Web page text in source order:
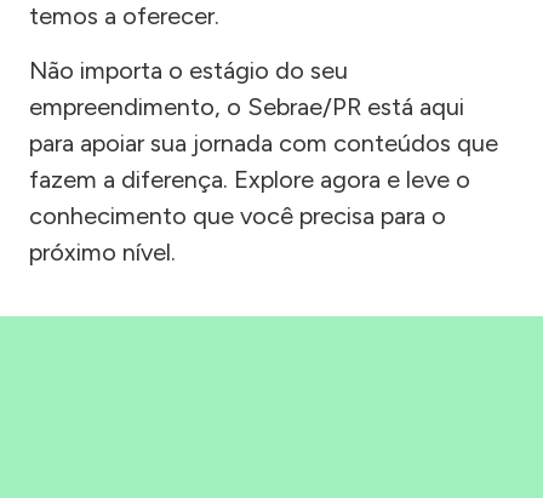
temos a oferecer.
Não importa o estágio do seu
empreendimento, o Sebrae/PR está aqui
para apoiar sua jornada com conteúdos que
fazem a diferença. Explore agora e leve o
conhecimento que você precisa para o
próximo nível.